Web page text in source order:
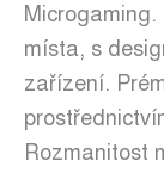
Microgaming.
místa, s
zařízení.
Rozmanitost